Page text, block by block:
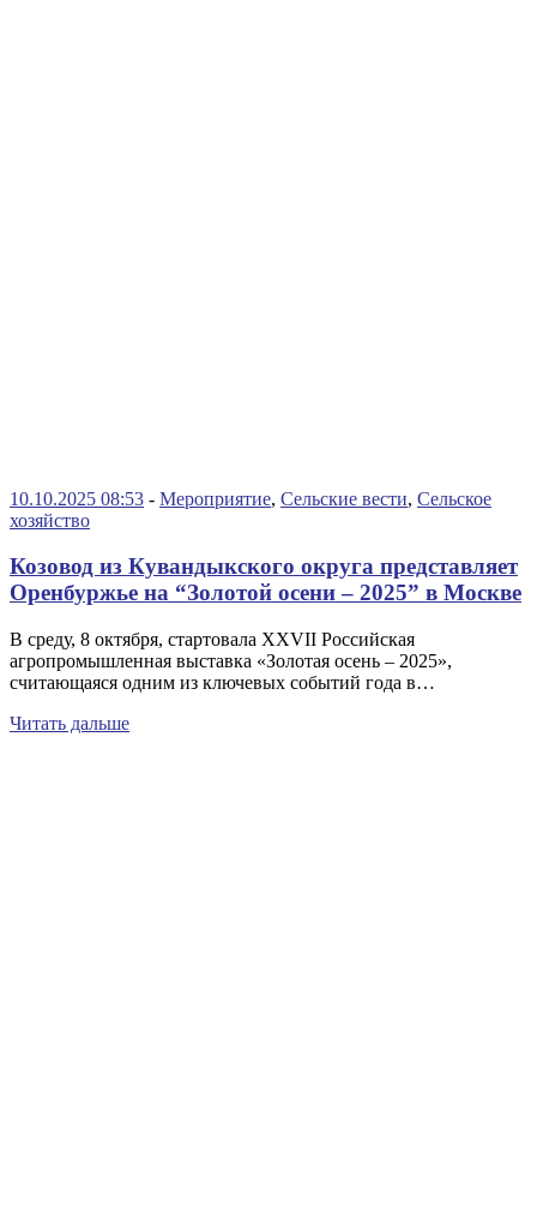
10.10.2025 08:53 - Мероприятие, Сельские вести, Сельское
хозяйство
Козовод из Кувандыкского округа представляет
Оренбуржье на “Золотой осени – 2025” в Москве
В среду, 8 октября, стартовала XXVII Российская
агропромышленная выставка «Золотая осень – 2025»,
считающаяся одним из ключевых событий года в…
Читать дальше